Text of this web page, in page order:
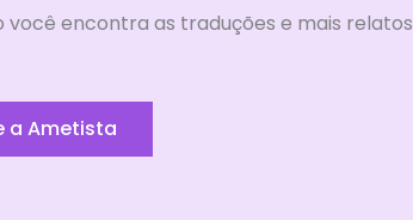
você encontra as traduções e mais relatos
a Ametista